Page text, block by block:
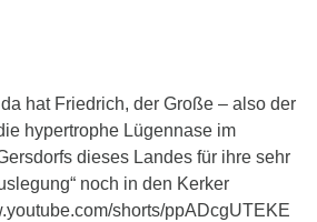
hat Friedrich, der Große – also der
hypertrophe Lügennase im
dieses Landes für ihre sehr
noch in den Kerker
shorts/ppADcgUTEKE